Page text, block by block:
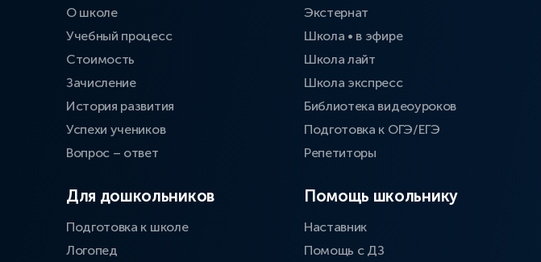
О школе
Учебный процесс
Стоимость
Зачисление
История развития
Успехи учеников
Вопрос – ответ
Для дошкольников
Подготовка к школе
Логопед
Экстернат
Школа • в эфире
Школа лайт
Школа экспресс
Библиотека видеоуроков
Подготовка к ОГЭ/ЕГЭ
Репетиторы
Помощь школьнику
Наставник
Помощь с ДЗ